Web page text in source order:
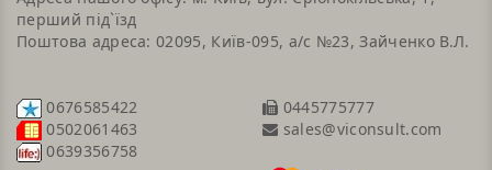
перший під`їзд
Поштова адреса: 02095, Київ-095, а/с №23, Зайченко В.Л.
0676585422
0502061463
0639356758
0445775777
sales@viconsult.com